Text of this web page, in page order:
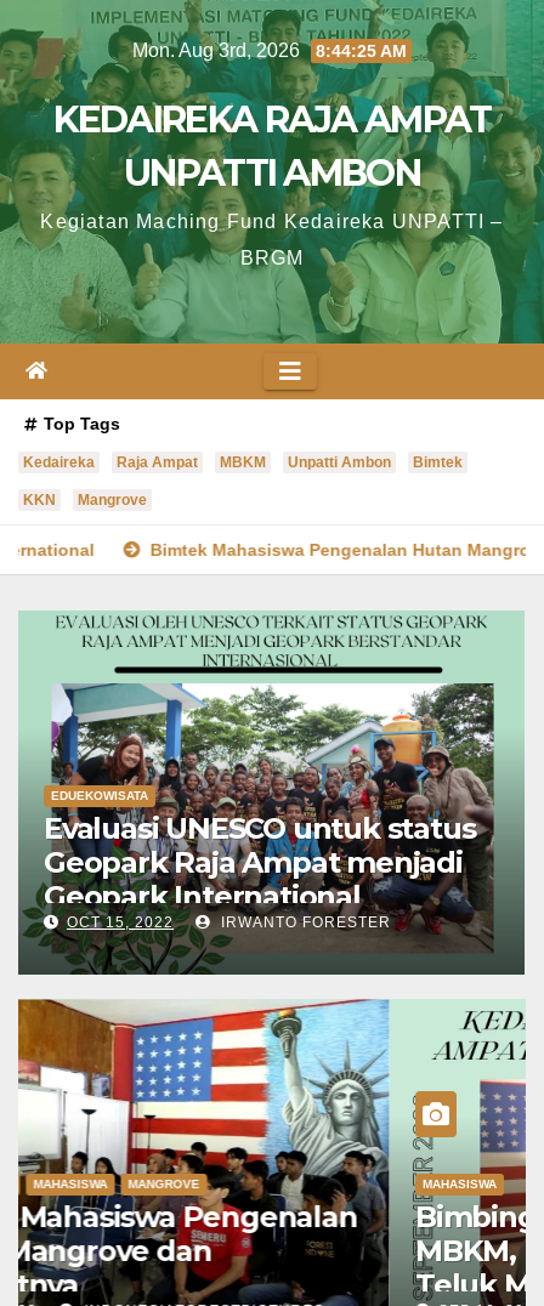
to
content
Mon. Aug 3rd, 2026 8:44:26 AM
KEDAIREKA RAJA AMPAT
UNPATTI AMBON
Kegiatan Maching Fund Kedaireka UNPATTI –
BRGM
Top Tags
Kedaireka Raja Ampat MBKM Unpatti Ambon Bimtek
KKN Mangrove
Bimtek Mahasiswa Pengenalan Hutan Mangrove dan Manfaatnya
EDUEKOWISATA
Evaluasi UNESCO untuk status
Geopark Raja Ampat menjadi
Geopark International
OCT 15, 2022 IRWANTO FORESTER
MAHASISWA
Bimbingan Teknis Mahasiswa
MBKM, KKN & Magang Distrik
Teluk Mayalibit Raja Ampat